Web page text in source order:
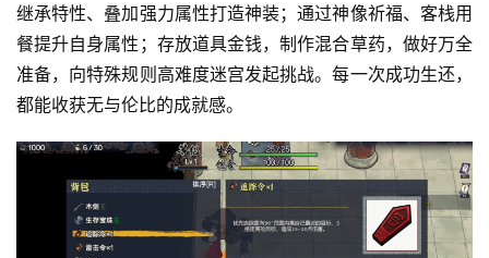
7
月
3
0
继承特性、叠加强力属性打造神装；通过神像祈福、客栈用
餐提升自身属性；存放道具金钱，制作混合草药，做好万全
准备，向特殊规则高难度迷宫发起挑战。每一次成功生还，
都能收获无与伦比的成就感。